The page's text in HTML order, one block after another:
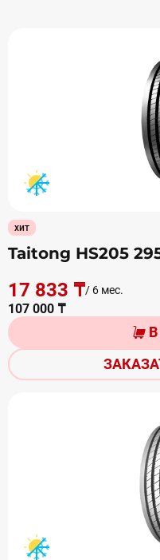
хит
Taitong HS205
17 833 ₸/ 6 мес.
107 000 ₸